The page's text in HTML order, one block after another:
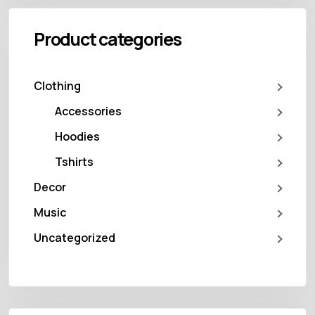
Product categories
Clothing
Accessories
Hoodies
Tshirts
Decor
Music
Uncategorized